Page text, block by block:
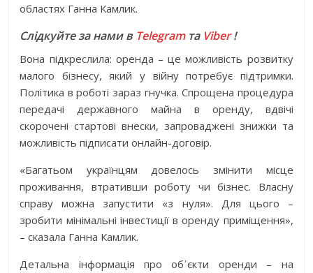
областях Ганна Камлик.
Слідкуйте за нами в Telegramта Viber!
Вона підкреслила: оренда – це можливість розвитку
малого бізнесу, який у війну потребує підтримки.
Політика в роботі зараз гнучка. Спрощена процедура
передачі державного майна в оренду, вдвічі
скорочені стартові внески, запроваджені знижки та
можливість підписати онлайн-договір.
«Багатьом українцям довелось змінити місце
проживання, втративши роботу чи бізнес. Власну
справу можна запустити «з нуля». Для цього –
зробити мінімальні інвестиції в оренду приміщення»,
– сказала Ганна Камлик.
Детальна інформація про об᾽єкти оренди – на